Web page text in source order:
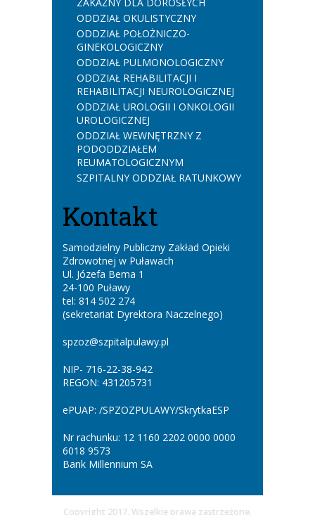
ODDZIAŁ OKULISTYCZNY
ODDZIAŁ POŁOŻNICZO-
GINEKOLOGICZNY
ODDZIAŁ PULMONOLOGICZNY
ODDZIAŁ REHABILITACJI I
REHABILITACJI NEUROLOGICZNEJ
ODDZIAŁ UROLOGII I ONKOLOGII
UROLOGICZNEJ
ODDZIAŁ WEWNĘTRZNY Z
PODODDZIAŁEM
REUMATOLOGICZNYM
SZPITALNY ODDZIAŁ RATUNKOWY
Kontakt
Samodzielny Publiczny Zakład Opieki
Zdrowotnej w Puławach
Ul. Józefa Bema 1
24-100 Puławy
tel: 814 502 274
(sekretariat Dyrektora Naczelnego)
spzoz@szpitalpulawy.pl
NIP- 716-22-38-942
REGON: 431205731
ePUAP: /SPZOZPULAWY/SkrytkaESP
Nr rachunku: 12 1160 2202 0000 0000
6018 9573
Bank Millennium SA
Copyright 2017. Wszelkie prawa zastrzeżone.